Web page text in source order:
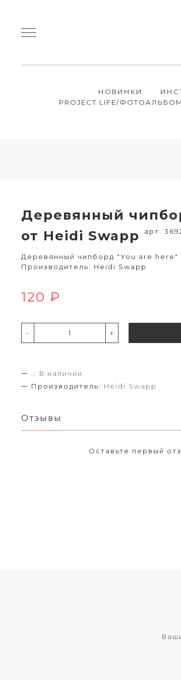
НОВИНКИ
PROJECT LIFE/
Деревянный
от Heidi Swapp
арт.
Деревянный чипборд "You are here"
Производитель: Heidi Swapp
120 ₽
- +
.:
В наличии
Производитель: Heidi Swapp
Отзывы
Оставьте первый